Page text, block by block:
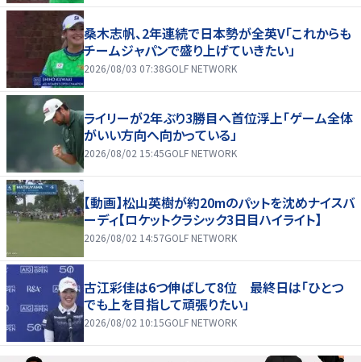
桑木志帆、2年連続で日本勢が全英V「これからも
チームジャパンで盛り上げていきたい」
2026/08/03 07:38GOLF NETWORK
ライリーが2年ぶり3勝目へ首位浮上「ゲーム全体
がいい方向へ向かっている」
2026/08/02 15:45GOLF NETWORK
【動画】松山英樹が約20mのパットを沈めナイスバ
ーディ【ロケットクラシック3日目ハイライト】
2026/08/02 14:57GOLF NETWORK
古江彩佳は6つ伸ばして8位 最終日は「ひとつ
でも上を目指して頑張りたい」
2026/08/02 10:15GOLF NETWORK